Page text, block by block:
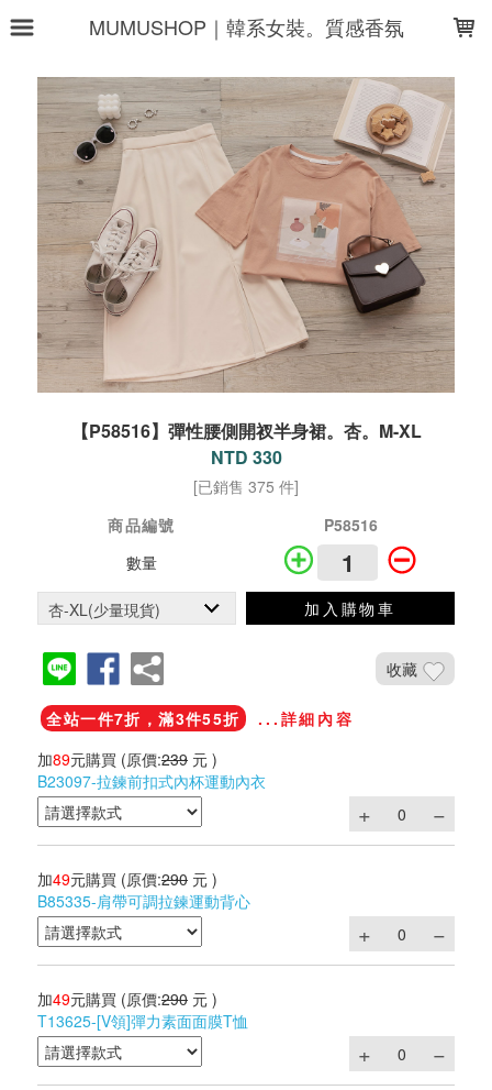
MUMUSHOP｜韓系女裝。質感香氛
【P58516】彈性腰側開衩半身裙。杏。M-XL
NTD 330
[已銷售 375 件]
商品編號
P58516
數量
加入購物車
收藏
全站一件7折，滿3件55折
...詳細內容
加89元購買 (原價:239 元 )
B23097-拉鍊前扣式內杯運動內衣
加49元購買 (原價:290 元 )
B85335-肩帶可調拉鍊運動背心
加49元購買 (原價:290 元 )
T13625-[V領]彈力素面面膜T恤